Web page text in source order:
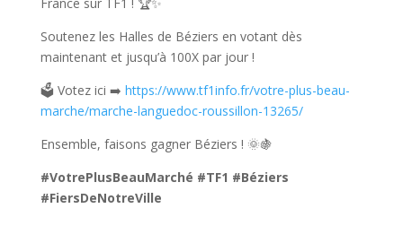
Soutenez les Halles de Béziers en votant dès
maintenant et jusqu’à 100X par jour !
🗳️ Votez ici ➡️ https://www.tf1info.fr/votre-plus-beau-
marche/marche-languedoc-roussillon-13265/
Ensemble, faisons gagner Béziers ! 🌞🍇
#VotrePlusBeauMarché #TF1 #Béziers
#FiersDeNotreVille